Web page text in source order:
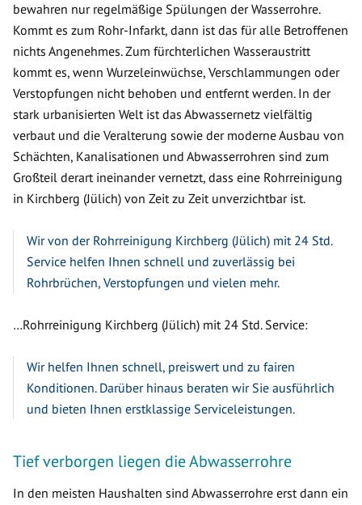
bewahren nur regelmäßige Spülungen der Wasserrohre.
Kommt es zum Rohr-Infarkt, dann ist das für alle Betroffenen
nichts Angenehmes. Zum fürchterlichen Wasseraustritt
kommt es, wenn Wurzeleinwüchse, Verschlammungen oder
Verstopfungen nicht behoben und entfernt werden. In der
stark urbanisierten Welt ist das Abwassernetz vielfältig
verbaut und die Veralterung sowie der moderne Ausbau von
Schächten, Kanalisationen und Abwasserrohren sind zum
Großteil derart ineinander vernetzt, dass eine Rohrreinigung
in Kirchberg (Jülich) von Zeit zu Zeit unverzichtbar ist.
Wir von der Rohrreinigung Kirchberg (Jülich) mit 24 Std.
Service helfen Ihnen schnell und zuverlässig bei
Rohrbrüchen, Verstopfungen und vielen mehr.
…Rohrreinigung Kirchberg (Jülich) mit 24 Std. Service:
Wir helfen Ihnen schnell, preiswert und zu fairen
Konditionen. Darüber hinaus beraten wir Sie ausführlich
und bieten Ihnen erstklassige Serviceleistungen.
Tief verborgen liegen die Abwasserrohre
In den meisten Haushalten sind Abwasserrohre erst dann ein